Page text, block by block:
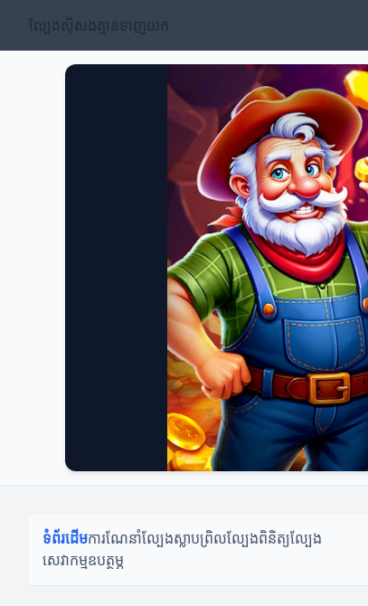
ល្បែងស៊ីសងគ្មានទាញយក
ទំព័រដើមការណែនាំល្បែងស្លាបព្រិលល្បែងពិនិត្យល្បែង
សេវាកម្មឧបត្ថម្ភ